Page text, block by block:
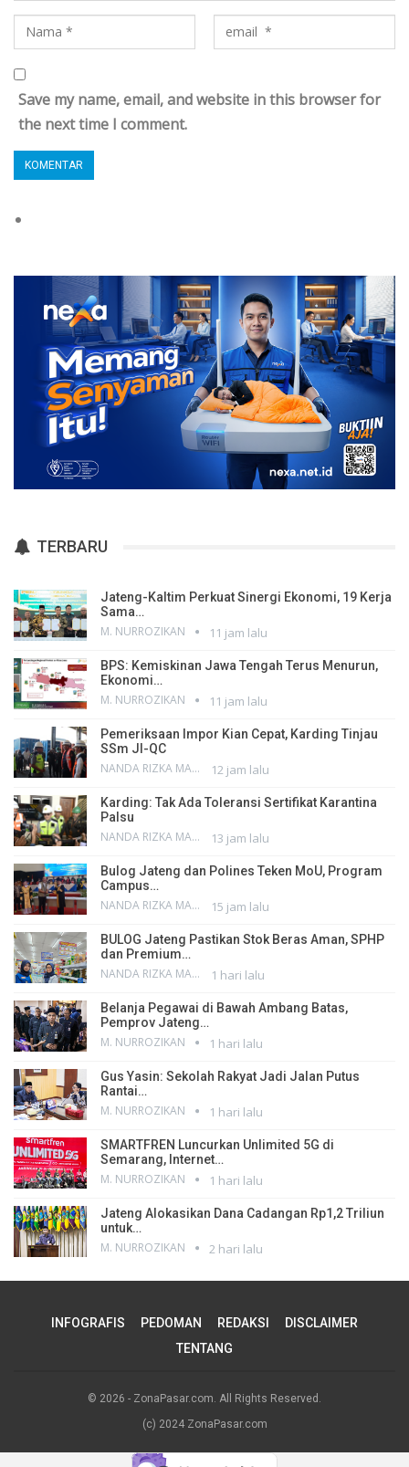
Save my name, email, and website in this browser for
the next time I comment.
TERBARU
Jateng-Kaltim Perkuat Sinergi Ekonomi, 19 Kerja
Sama…
M. NURROZIKAN 11 jam lalu
BPS: Kemiskinan Jawa Tengah Terus Menurun,
Ekonomi…
M. NURROZIKAN 11 jam lalu
Pemeriksaan Impor Kian Cepat, Karding Tinjau
SSm JI-QC
NANDA RIZKA MAHENDRA 12 jam lalu
Karding: Tak Ada Toleransi Sertifikat Karantina
Palsu
NANDA RIZKA MAHENDRA 13 jam lalu
Bulog Jateng dan Polines Teken MoU, Program
Campus…
NANDA RIZKA MAHENDRA 15 jam lalu
BULOG Jateng Pastikan Stok Beras Aman, SPHP
dan Premium…
NANDA RIZKA MAHENDRA 1 hari lalu
Belanja Pegawai di Bawah Ambang Batas,
Pemprov Jateng…
M. NURROZIKAN 1 hari lalu
Gus Yasin: Sekolah Rakyat Jadi Jalan Putus
Rantai…
M. NURROZIKAN 1 hari lalu
SMARTFREN Luncurkan Unlimited 5G di
Semarang, Internet…
M. NURROZIKAN 1 hari lalu
Jateng Alokasikan Dana Cadangan Rp1,2 Triliun
untuk…
M. NURROZIKAN 2 hari lalu
INFOGRAFIS PEDOMAN REDAKSI
DISCLAIMER
TENTANG
© 2026 - ZonaPasar.com. All Rights Reserved.
(c) 2024 ZonaPasar.com